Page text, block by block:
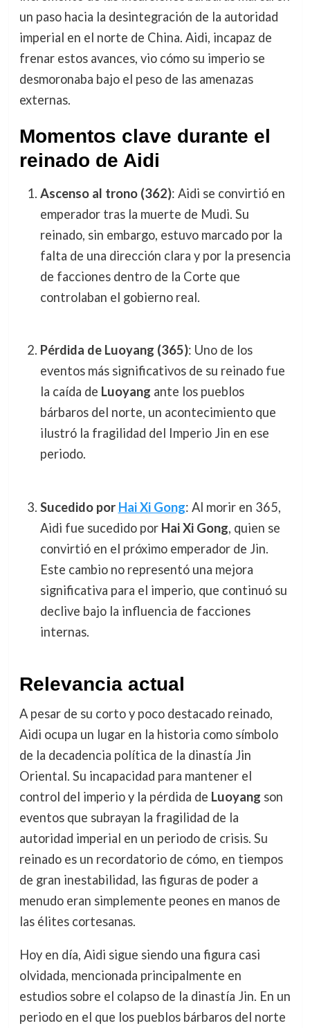
un paso hacia la desintegración de la autoridad
imperial en el norte de China. Aidi, incapaz de
frenar estos avances, vio cómo su imperio se
desmoronaba bajo el peso de las amenazas
externas.
Momentos clave durante el
reinado de Aidi
Ascenso al trono (362): Aidi se convirtió en
emperador tras la muerte de Mudi. Su
reinado, sin embargo, estuvo marcado por la
falta de una dirección clara y por la presencia
de facciones dentro de la Corte que
controlaban el gobierno real.
Pérdida de Luoyang (365): Uno de los
eventos más significativos de su reinado fue
la caída de Luoyang ante los pueblos
bárbaros del norte, un acontecimiento que
ilustró la fragilidad del Imperio Jin en ese
periodo.
Sucedido por Hai Xi Gong: Al morir en 365,
Aidi fue sucedido por Hai Xi Gong, quien se
convirtió en el próximo emperador de Jin.
Este cambio no representó una mejora
significativa para el imperio, que continuó su
declive bajo la influencia de facciones
internas.
Relevancia actual
A pesar de su corto y poco destacado reinado,
Aidi ocupa un lugar en la historia como símbolo
de la decadencia política de la dinastía Jin
Oriental. Su incapacidad para mantener el
control del imperio y la pérdida de Luoyang son
eventos que subrayan la fragilidad de la
autoridad imperial en un periodo de crisis. Su
reinado es un recordatorio de cómo, en tiempos
de gran inestabilidad, las figuras de poder a
menudo eran simplemente peones en manos de
las élites cortesanas.
Hoy en día, Aidi sigue siendo una figura casi
olvidada, mencionada principalmente en
estudios sobre el colapso de la dinastía Jin. En un
periodo en el que los pueblos bárbaros del norte